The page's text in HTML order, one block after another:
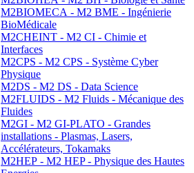
M2BIOMECA - M2 BME - Ingénierie
BioMédicale
M2CHEINT - M2 CI - Chimie et
Interfaces
M2CPS - M2 CPS - Système Cyber
Physique
M2DS - M2 DS - Data Science
M2FLUIDS - M2 Fluids - Mécanique des
Fluides
M2GI - M2 GI-PLATO - Grandes
installations - Plasmas, Lasers,
Accélérateurs, Tokamaks
M2HEP - M2 HEP - Physique des Hautes